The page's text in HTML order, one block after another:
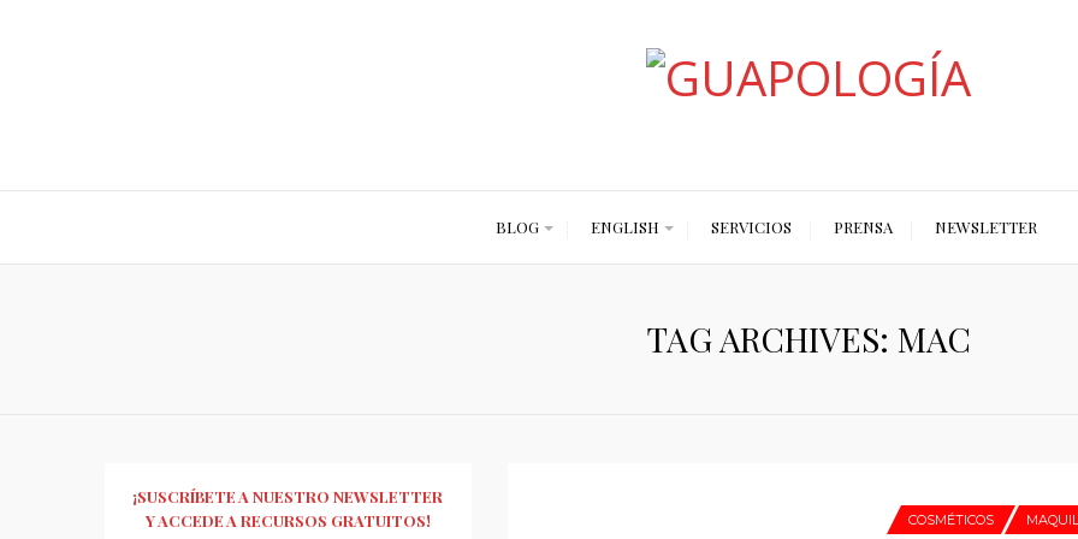
BLOG ENGLISH SERVICIOS PRENSA NEWSLETTER
TAG ARCHIVES: MAC
COSMÉTICOS
¡SUSCRÍBETE A NUESTRO NEWSLETTER
Y ACCEDE A RECURSOS GRATUITOS!